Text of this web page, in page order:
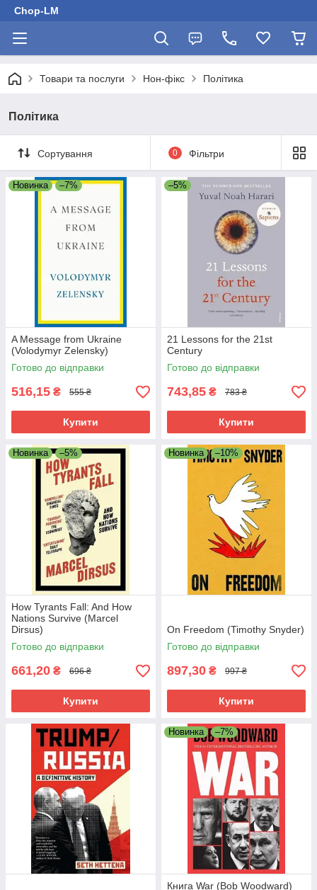
Chop-LM
Товари та послуги Нон-фікс Політика
Політика
Сортування 0 Фільтри
Новинка –7%
A Message from Ukraine
(Volodymyr Zelensky)
Готово до відправки
516,15 ₴ 555 ₴
Купити
–5%
21 Lessons for the 21st
Century
Готово до відправки
743,85 ₴ 783 ₴
Купити
Новинка –5%
How Tyrants Fall: And How
Nations Survive (Marcel
Dirsus)
Готово до відправки
661,20 ₴ 696 ₴
Купити
Новинка –10%
On Freedom (Timothy Snyder)
Готово до відправки
897,30 ₴ 997 ₴
Купити
Новинка –7%
Книга War (Bob Woodward)